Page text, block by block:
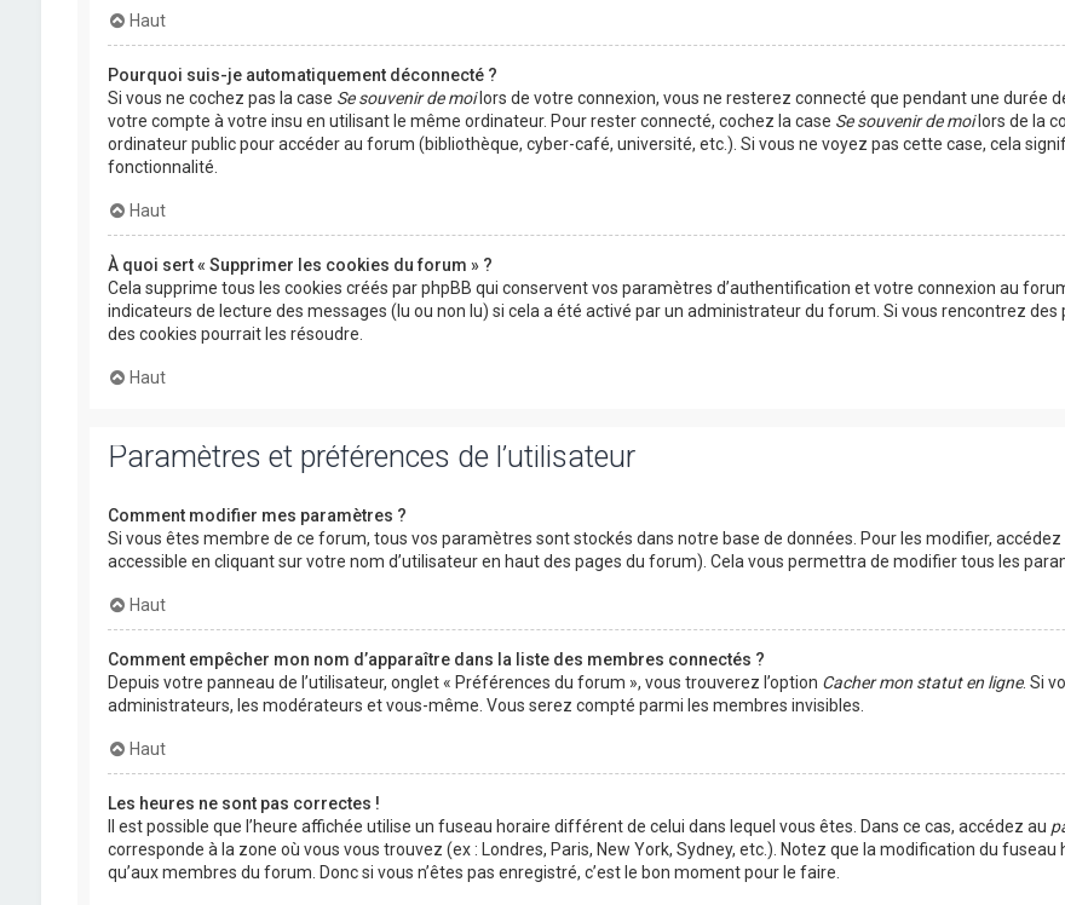
Haut
Pourquoi suis-je automatiquement déconnecté ?
Si vous ne cochez pas la case Se souvenir de moilors de votre connexion, vous ne resterez connecté que pendant une durée
votre compte à votre insu en utilisant le même ordinateur. Pour rester connecté, cochez la case Se souvenir de moilors de la
ordinateur public pour accéder au forum (bibliothèque, cyber-café, université, etc.). Si vous ne voyez pas cette case, cela
fonctionnalité.
Haut
À quoi sert « Supprimer les cookies du forum » ?
Cela supprime tous les cookies créés par phpBB qui conservent vos paramètres d’authentification et votre connexion au
indicateurs de lecture des messages (lu ou non lu) si cela a été activé par un administrateur du forum. Si vous rencontrez
des cookies pourrait les résoudre.
Haut
Paramètres et préférences de l’utilisateur
Comment modifier mes paramètres ?
Si vous êtes membre de ce forum, tous vos paramètres sont stockés dans notre base de données. Pour les modifier, accédez
accessible en cliquant sur votre nom d’utilisateur en haut des pages du forum). Cela vous permettra de modifier tous les
Haut
Comment empêcher mon nom d’apparaître dans la liste des membres connectés ?
Depuis votre panneau de l’utilisateur, onglet « Préférences du forum », vous trouverez l’option Cacher mon statut en ligne. Si
administrateurs, les modérateurs et vous-même. Vous serez compté parmi les membres invisibles.
Haut
Les heures ne sont pas correctes !
Il est possible que l’heure affichée utilise un fuseau horaire différent de celui dans lequel vous êtes. Dans ce cas, accédez au
corresponde à la zone où vous vous trouvez (ex : Londres, Paris, New York, Sydney, etc.). Notez que la modification du
qu’aux membres du forum. Donc si vous n’êtes pas enregistré, c’est le bon moment pour le faire.